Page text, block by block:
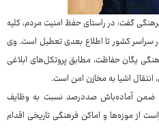
گفت: در راستای حفظ امنیت مردم، کلیه
سراسر کشور تا اطلاع بعدی تعطیل است. وی
یگان حفاظت، مطابق پروتکل‌های ابلاغی
اشیا به مخازن امن است.
ضمن آماده‌باش صددرصد نسبت به وظایف
از موزه‌ها و اماکن فرهنگی تاریخی اقدام